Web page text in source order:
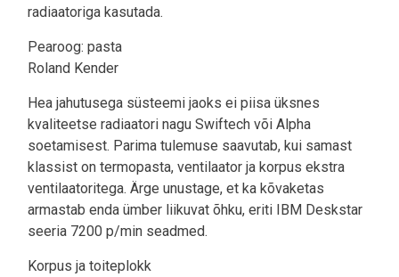
radiaatoriga kasutada.
Pearoog: pasta
Roland Kender
Hea jahutusega süsteemi jaoks ei piisa üksnes
kvaliteetse radiaatori nagu Swiftech või Alpha
soetamisest. Parima tulemuse saavutab, kui samast
klassist on termopasta, ventilaator ja korpus ekstra
ventilaatoritega. Ärge unustage, et ka kõvaketas
armastab enda ümber liikuvat õhku, eriti IBM Deskstar
seeria 7200 p/min seadmed.
Korpus ja toiteplokk